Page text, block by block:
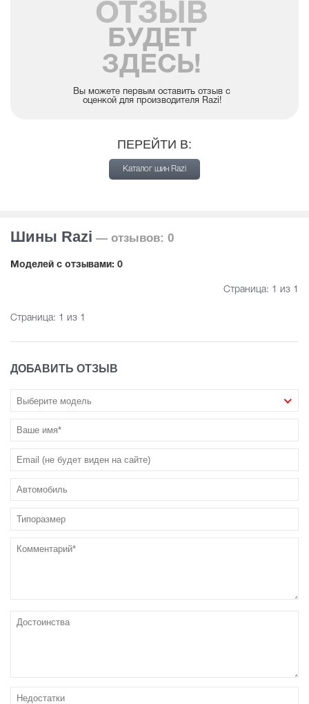
ОТЗЫВ
БУДЕТ
ЗДЕСЬ!
Вы можете первым оставить отзыв с
оценкой для производителя Razi!
ПЕРЕЙТИ В:
Каталог шин Razi
Шины Razi — отзывов: 0
Mоделей с отзывами: 0
Страница: 1 из 1
Страница: 1 из 1
ДОБАВИТЬ ОТЗЫВ
Выберите модель